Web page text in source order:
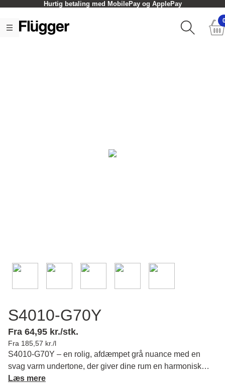
Hurtig betaling med MobilePay og ApplePay
S4010-G70Y
Fra 64,95 kr./stk.
Fra 185,57 kr./l
S4010-G70Y – en rolig, afdæmpet grå nuance med en
svag varm undertone, der giver dine rum en harmonisk
atmosfære og et indbydende udtryk. Læs mere om farvens
Læs mere